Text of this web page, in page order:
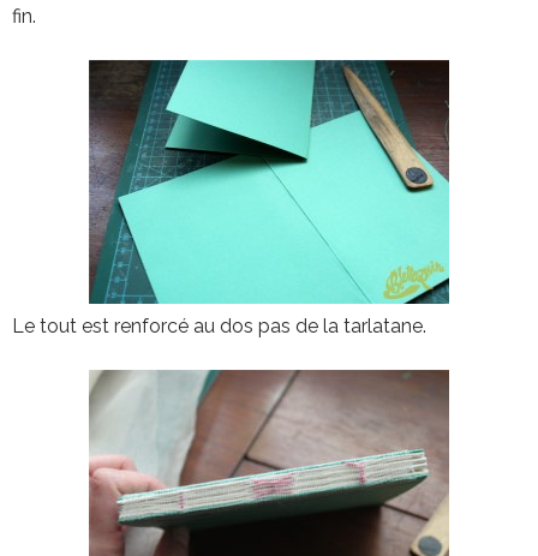
fin.
Le tout est renforcé au dos pas de la tarlatane.